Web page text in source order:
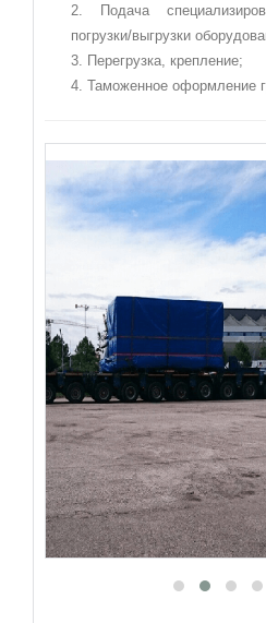
Подача
погрузки/выгрузки
Перегрузка, крепление;
Таможенное оформление